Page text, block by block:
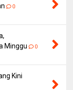
0
Minggu
0
Kini